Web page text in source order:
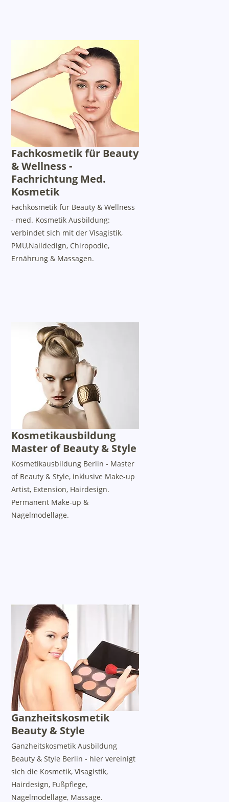
Fachkosmetik für Beauty
& Wellness -
Fachrichtung Med.
Kosmetik
Fachkosmetik für Beauty & Wellness
- med. Kosmetik Ausbildung:
verbindet sich mit der Visagistik,
PMU,Naildedign, Chiropodie,
Ernährung & Massagen.
Kosmetikausbildung
Master of Beauty & Style
Kosmetikausbildung Berlin - Master
of Beauty & Style, inklusive Make-up
Artist, Extension, Hairdesign.
Permanent Make-up &
Nagelmodellage.
Ganzheitskosmetik
Beauty & Style
Ganzheitskosmetik Ausbildung
Beauty & Style Berlin - hier vereinigt
sich die Kosmetik, Visagistik,
Hairdesign, Fußpflege,
Nagelmodellage, Massage.